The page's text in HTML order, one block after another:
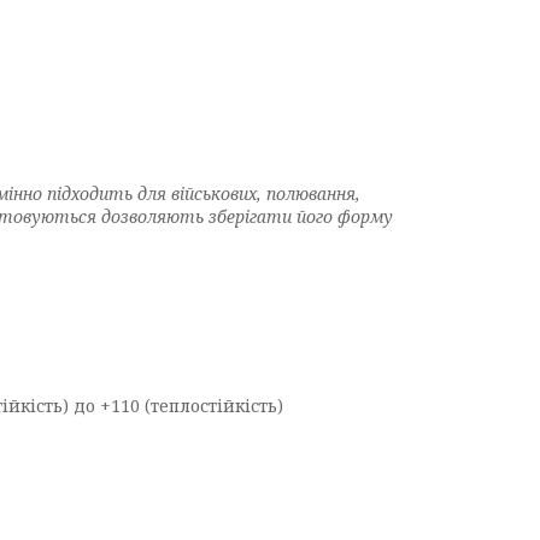
підходить для військових, полювання,
дозволяють зберігати його форму
до +110 (теплостійкість)